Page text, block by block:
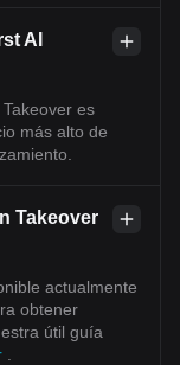
AI
es
más alto de
Takeover
actualmente
obtener
útil guía